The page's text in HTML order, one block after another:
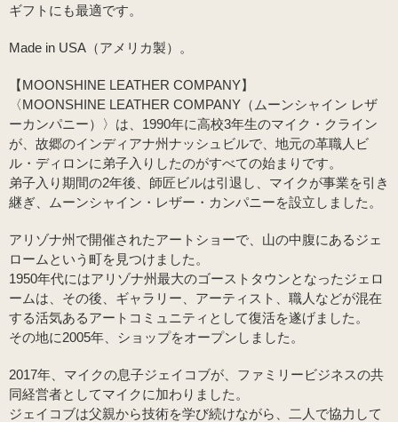
ギフトにも最適です。
Made in USA（アメリカ製）。
【MOONSHINE LEATHER COMPANY】
〈MOONSHINE LEATHER COMPANY（ムーンシャイン レザ
ーカンパニー）〉は、1990年に高校3年生のマイク・クライン
が、故郷のインディアナ州ナッシュビルで、地元の革職人ビ
ル・ディロンに弟子入りしたのがすべての始まりです。
弟子入り期間の2年後、師匠ビルは引退し、マイクが事業を引き
継ぎ、ムーンシャイン・レザー・カンパニーを設立しました。
アリゾナ州で開催されたアートショーで、山の中腹にあるジェ
ロームという町を見つけました。
1950年代にはアリゾナ州最大のゴーストタウンとなったジェロ
ームは、その後、ギャラリー、アーティスト、職人などが混在
する活気あるアートコミュニティとして復活を遂げました。
その地に2005年、ショップをオープンしました。
2017年、マイクの息子ジェイコブが、ファミリービジネスの共
同経営者としてマイクに加わりました。
ジェイコブは父親から技術を学び続けながら、二人で協力して